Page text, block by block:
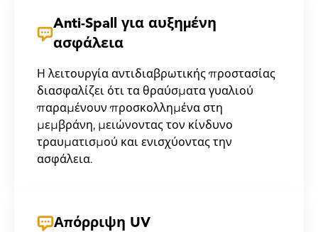
Anti-Spall για αυξημένη
ασφάλεια
Η λειτουργία αντιδιαβρωτικής προστασίας
διασφαλίζει ότι τα θραύσματα γυαλιού
παραμένουν προσκολλημένα στη
μεμβράνη, μειώνοντας τον κίνδυνο
τραυματισμού και ενισχύοντας την
ασφάλεια.
Απόρριψη UV